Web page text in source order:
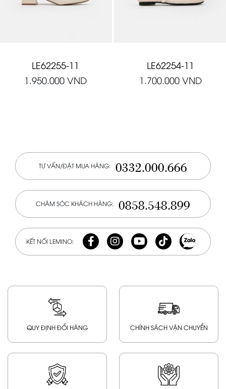
LE62255-11
1.950.000 VND
LE62254-11
1.700.000 VND
TƯ VẤN/ĐẶT MUA HÀNG: 0332.000.666
CHĂM SÓC KHÁCH HÀNG: 0858.548.899
KẾT NỐI LEMINO:
QUY ĐỊNH ĐỔI HÀNG CHÍNH SÁCH VẬN CHUYỂN